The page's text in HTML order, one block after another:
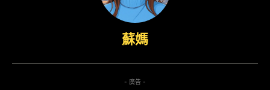
蘇媽
- 廣告 -